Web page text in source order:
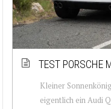
TEST PORSCHE
Kleiner
eigentlich ein Audi